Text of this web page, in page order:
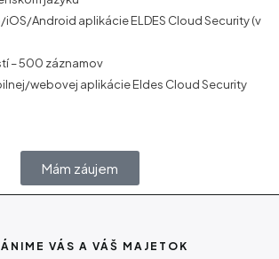
Android aplikácie ELDES Cloud Security (v
– 500 záznamov
webovej aplikácie Eldes Cloud Security
Mám záujem
VÁS A VÁŠ MAJETOK